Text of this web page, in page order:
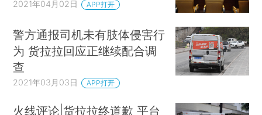
2021年04月02日 APP打开
警方通报司机未有肢体侵害行
为 货拉拉回应正继续配合调
查
2021年03月03日 APP打开
火线评论|货拉拉终道歉 平台